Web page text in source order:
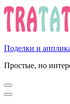
Перейти
к
содержимому
Enter)
Поделки и
Простые, но